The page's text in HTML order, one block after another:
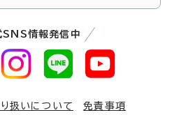
SNS情報発信中
扱いについて 免責事項